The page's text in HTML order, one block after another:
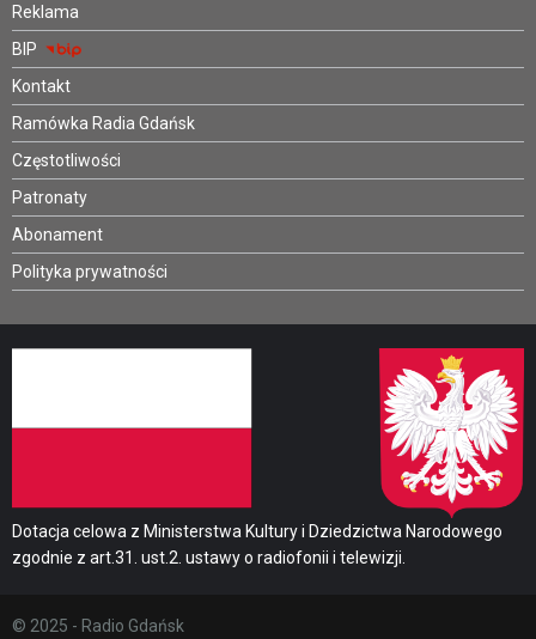
Reklama
BIP
Kontakt
Ramówka Radia Gdańsk
Częstotliwości
Patronaty
Abonament
Polityka prywatności
Dotacja celowa z Ministerstwa Kultury i Dziedzictwa Narodowego
zgodnie z art.31. ust.2. ustawy o radiofonii i telewizji.
© 2025 - Radio Gdańsk